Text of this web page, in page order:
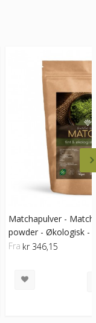
Matchapulver -
powder - Økologisk -
Fra kr 346,15